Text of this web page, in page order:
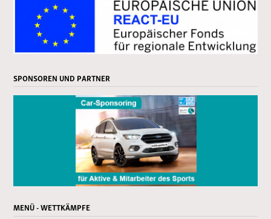
SPONSOREN UND PARTNER
MENÜ - WETTKÄMPFE